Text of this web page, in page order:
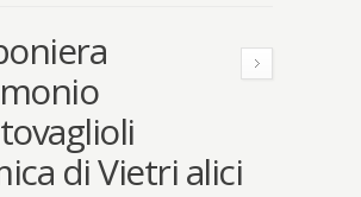
di Vietri alici